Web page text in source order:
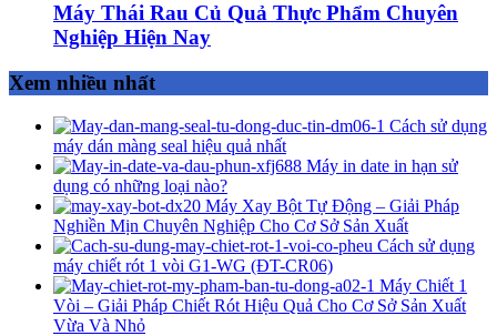
Máy Thái Rau Củ Quả Thực Phẩm Chuyên
Nghiệp Hiện Nay
Xem nhiều nhất
Cách sử dụng
máy dán màng seal hiệu quả nhất
Máy in date in hạn sử
dụng có những loại nào?
Máy Xay Bột Tự Động – Giải Pháp
Nghiền Mịn Chuyên Nghiệp Cho Cơ Sở Sản Xuất
Cách sử dụng
máy chiết rót 1 vòi G1-WG (ĐT-CR06)
Máy Chiết 1
Vòi – Giải Pháp Chiết Rót Hiệu Quả Cho Cơ Sở Sản Xuất
Vừa Và Nhỏ